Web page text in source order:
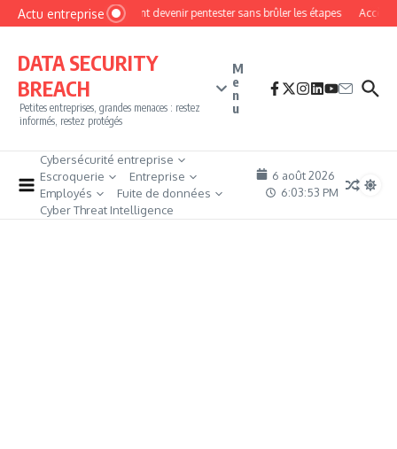
Aller au contenu
Actu entrepriseComment devenir pentester sans brûler les étapes Accès
DATA SECURITY
BREACH
Petites entreprises, grandes menaces : restez
informés, restez protégés
M
e
n
u
Cybersécurité entreprise
Escroquerie
Entreprise
Employés
Fuite de données
Cyber Threat Intelligence
6 août 2026
6:03:53 PM